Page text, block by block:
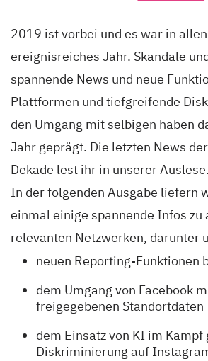
2019 ist vorbei und es war in
ereignisreiches Jahr. Skandale
spannende News und neue
Plattformen und tiefgreifende
den Umgang mit selbigen haben
Jahr geprägt. Die letzten News
Dekade lest ihr in unserer Auslese.
In der folgenden Ausgabe liefern
einmal einige spannende Infos zu
relevanten Netzwerken, darunter
neuen Reporting-Funktionen
dem Umgang von Facebook
freigegebenen Standortdaten
dem Einsatz von KI im Kampf
Diskriminierung auf